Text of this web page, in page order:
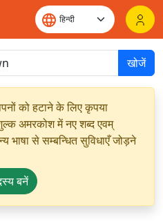
खोजें
को हटाने के लिए कृपया
अमरकोश में नए शब्द एवम्
भाषा से सम्बन्धित सुविधाएँ जोड़ने
बनें